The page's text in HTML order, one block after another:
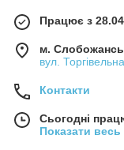
Працює з
м.
вул.
Контакти
Сьогодні
Показати